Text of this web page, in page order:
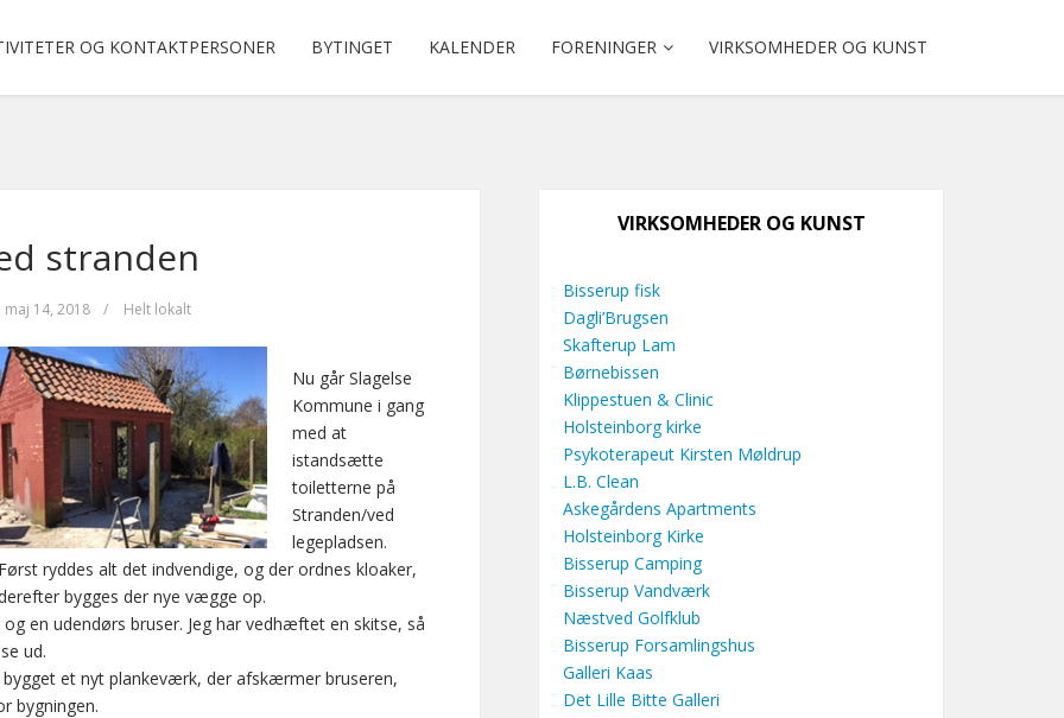
OG KONTAKTPERSONER BYTINGET KALENDER FORENINGER VIRKSOMHEDER OG KUNST
stranden
maj 14, 2018 / Helt lokalt
Nu går Slagelse
Kommune i gang
med at
istandsætte
toiletterne på
Stranden/ved
legepladsen.
Først ryddes alt det indvendige, og der ordnes kloaker,
bygges der nye vægge op.
en udendørs bruser. Jeg har vedhæftet en skitse, så
ud.
et nyt plankeværk, der afskærmer bruseren,
bygningen.
VIRKSOMHEDER OG KUNST
Bisserup fisk
Dagli’Brugsen
Skafterup Lam
Børnebissen
Klippestuen & Clinic
Holsteinborg kirke
Psykoterapeut Kirsten Møldrup
L.B. Clean
Askegårdens Apartments
Holsteinborg Kirke
Bisserup Camping
Bisserup Vandværk
Næstved Golfklub
Bisserup Forsamlingshus
Galleri Kaas
Det Lille Bitte Galleri